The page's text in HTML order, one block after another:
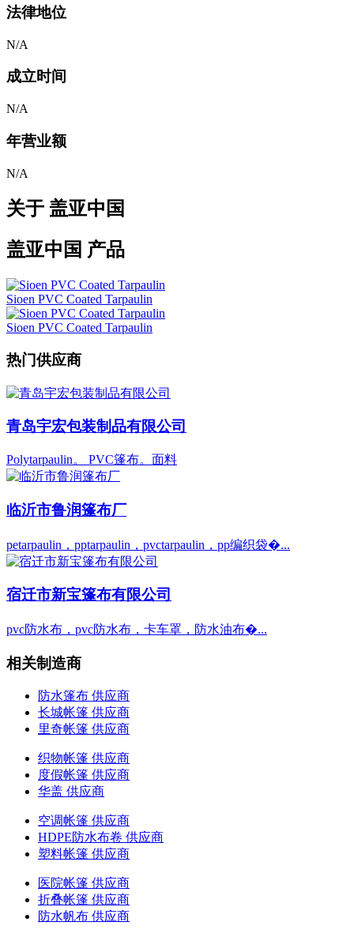
法律地位
N/A
成立时间
N/A
年营业额
N/A
关于 盖亚中国
盖亚中国 产品
Sioen PVC Coated Tarpaulin
Sioen PVC Coated Tarpaulin
热门供应商
青岛宇宏包装制品有限公司
Polytarpaulin。 PVC篷布。面料
临沂市鲁润篷布厂
petarpaulin，pptarpaulin，pvctarpaulin，pp编织袋�...
宿迁市新宝篷布有限公司
pvc防水布，pvc防水布，卡车罩，防水油布�...
相关制造商
防水篷布 供应商
长城帐篷 供应商
里奇帐篷 供应商
织物帐篷 供应商
度假帐篷 供应商
华盖 供应商
空调帐篷 供应商
HDPE防水布卷 供应商
塑料帐篷 供应商
医院帐篷 供应商
折叠帐篷 供应商
防水帆布 供应商